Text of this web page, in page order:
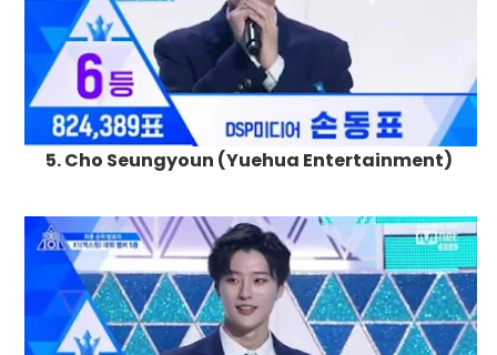
5. Cho Seungyoun (Yuehua Entertainment)